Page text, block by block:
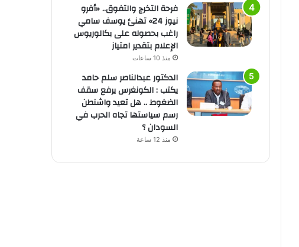
فرحة التخرج والتفوق.. «أفرو
نيوز 24» تهنئ يوسف سامي
راغب بحصوله على بكالوريوس
الإعلام بتقدير امتياز
منذ 10 ساعات
الدكتور عبدالناصر سلم حامد
يكتب : الكونغرس يرفع سقف
الضغوط .. هل تعيد واشنطن
رسم سياستها تجاه الحرب في
السودان ؟
منذ 12 ساعة